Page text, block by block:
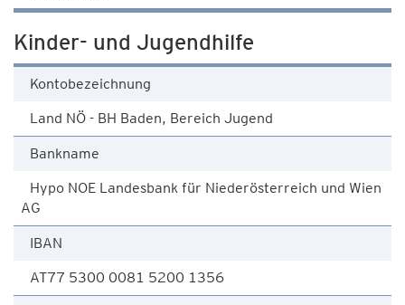
Kinder- und Jugendhilfe
Kontobezeichnung
Land NÖ - BH Baden, Bereich Jugend
Bankname
Hypo NOE Landesbank für Niederösterreich und Wien
AG
IBAN
AT77 5300 0081 5200 1356